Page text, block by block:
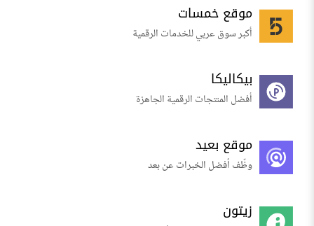
موقع خمسات
أكبر سوق عربي للخدمات الرقمية
بيكاليكا
أفضل المنتجات الرقمية الجاهزة
موقع بعيد
وظّف أفضل الخبرات عن بعد
زيتون